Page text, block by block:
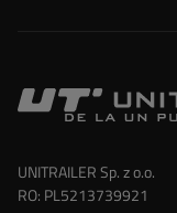
UNITRAILER Sp. z o.o.
RO: PL5213739921